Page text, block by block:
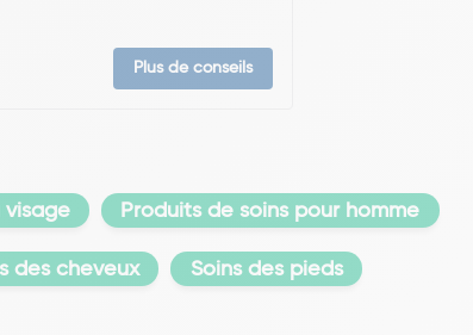
Plus de conseils
visage Produits de soins pour homme
des cheveux Soins des pieds